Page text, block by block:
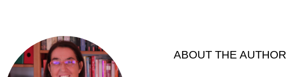
ABOUT THE AUTHOR